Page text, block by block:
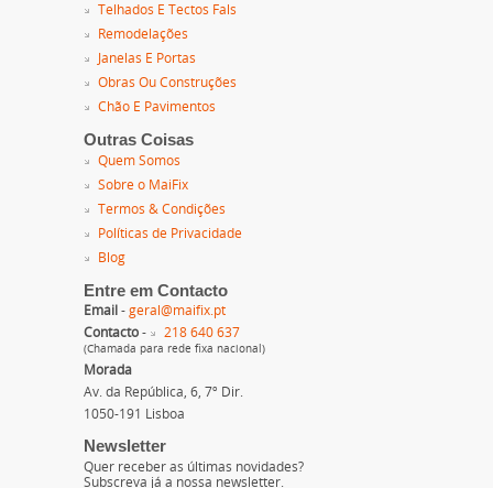
Telhados E Tectos Fals
Remodelações
Janelas E Portas
Obras Ou Construções
Chão E Pavimentos
Outras Coisas
Quem Somos
Sobre o MaiFix
Termos & Condições
Políticas de Privacidade
Blog
Entre em Contacto
Email - geral@maifix.pt
Contacto - 218 640 637
(Chamada para rede fixa nacional)
Morada
Av. da República, 6, 7º Dir.
1050-191 Lisboa
Newsletter
Quer receber as últimas novidades?
Subscreva já a nossa newsletter.